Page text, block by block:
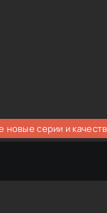
новые серии и